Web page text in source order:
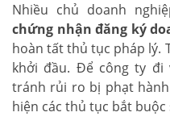
Nhiều chủ doanh
chứng nhận đăng ký
hoàn tất thủ tục pháp lý.
khởi đầu. Để công ty đi
tránh rủi ro bị phạt
hiện các thủ tục bắt buộc